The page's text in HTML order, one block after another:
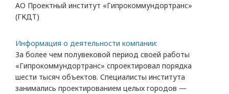
АО Проектный институт «Гипрокоммундортранс»
(ГКДТ)
Информация о деятельности компании:
За более чем полувековой период своей работы
«Гипрокоммундортранс» спроектировал порядка
шести тысяч объектов. Специалисты института
занимались проектированием целых городов —